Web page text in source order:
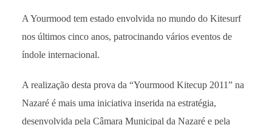
A Yourmood tem estado envolvida no mundo do Kitesurf
nos últimos cinco anos, patrocinando vários eventos de
índole internacional.
A realização desta prova da “Yourmood Kitecup 2011” na
Nazaré é mais uma iniciativa inserida na estratégia,
desenvolvida pela Câmara Municipal da Nazaré e pela